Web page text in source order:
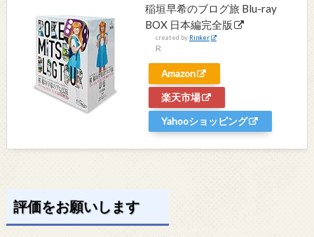
稲垣早希のブログ旅 Blu-ray
BOX 日本編完全版
created by Rinker
R
Amazon
楽天市場
Yahooショッピング
評価をお願いします